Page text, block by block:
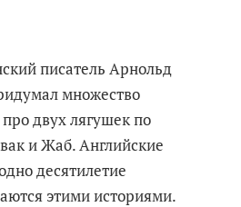
писатель Арнольд
множество
двух лягушек по
и Жаб. Английские
десятилетие
этими историями.